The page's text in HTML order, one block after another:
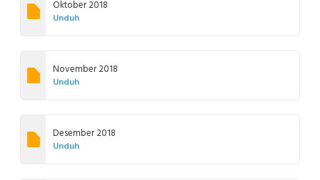
Oktober 2018
Unduh
November 2018
Unduh
Desember 2018
Unduh